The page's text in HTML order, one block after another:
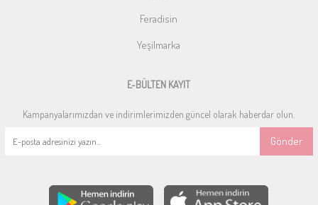
Feradisin
Yeşilmarka
E-BÜLTEN KAYIT
Kampanyalarımızdan ve indirimlerimizden güncel olarak haberdar olun.
Gönder